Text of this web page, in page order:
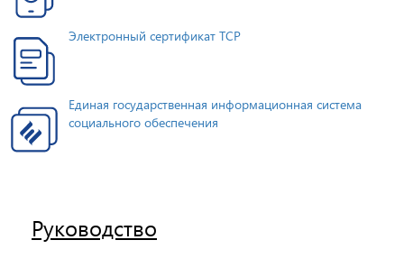
Электронный сертификат ТСР
Единая государственная информационная система
социального обеспечения
Руководство